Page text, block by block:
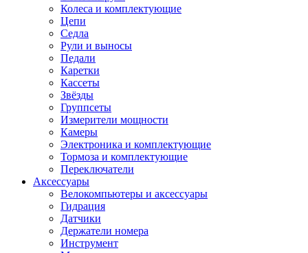
Колеса и комплектующие
Цепи
Седла
Рули и выносы
Педали
Каретки
Кассеты
Звёзды
Группсеты
Измерители мощности
Камеры
Электроника и комплектующие
Тормоза и комплектующие
Переключатели
Аксессуары
Велокомпьютеры и аксессуары
Гидрация
Датчики
Держатели номера
Инструмент